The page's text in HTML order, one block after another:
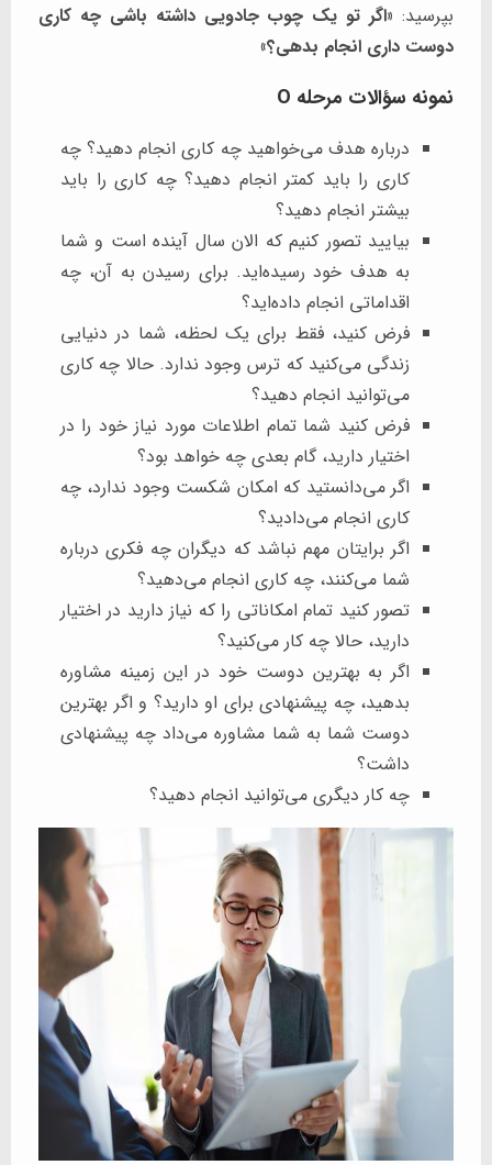
بپرسید: «اگر تو یک چوب جادویی داشته باشی چه کاری
دوست داری انجام بدهی؟»
نمونه سؤالات مرحله O
درباره هدف می‌خواهید چه کاری انجام دهید؟ چه
کاری را باید کمتر انجام دهید؟ چه کاری را باید
بیشتر انجام دهید؟
بیایید تصور کنیم که الان سال آینده است و شما
به هدف خود رسیده‌اید. برای رسیدن به آن، چه
اقداماتی انجام داده‌اید؟
فرض کنید، فقط برای یک لحظه، شما در دنیایی
زندگی می‌کنید که ترس وجود ندارد. حالا چه کاری
می‌توانید انجام دهید؟
فرض کنید شما تمام اطلاعات مورد نیاز خود را در
اختیار دارید، گام بعدی چه خواهد بود؟
اگر می‌دانستید که امکان شکست وجود ندارد، چه
کاری انجام می‌دادید؟
اگر برایتان مهم نباشد که دیگران چه فکری درباره
شما می‌کنند، چه کاری انجام می‌دهید؟
تصور کنید تمام امکاناتی را که نیاز دارید در اختیار
دارید، حالا چه کار می‌کنید؟
اگر به بهترین دوست خود در این زمینه مشاوره
بدهید، چه پیشنهادی برای او دارید؟ و اگر بهترین
دوست شما به شما مشاوره می‌داد چه پیشنهادی
داشت؟
چه کار دیگری می‌توانید انجام دهید؟